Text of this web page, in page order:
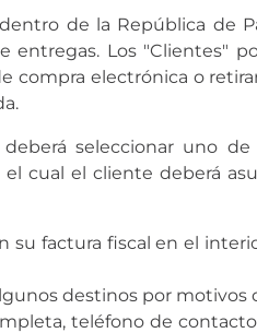
de la República de
Los "Clientes"
compra electrónica o
seleccionar uno
cual el cliente deberá
su factura fiscal en el
destinos por motivos
teléfono de